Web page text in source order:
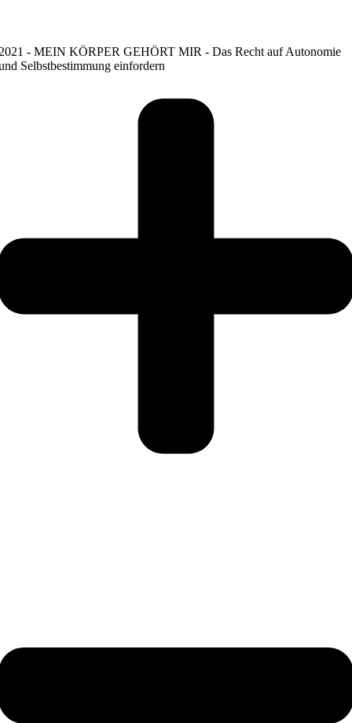
- MEIN KÖRPER GEHÖRT MIR - Das Recht auf Autonomie
Selbstbestimmung einfordern